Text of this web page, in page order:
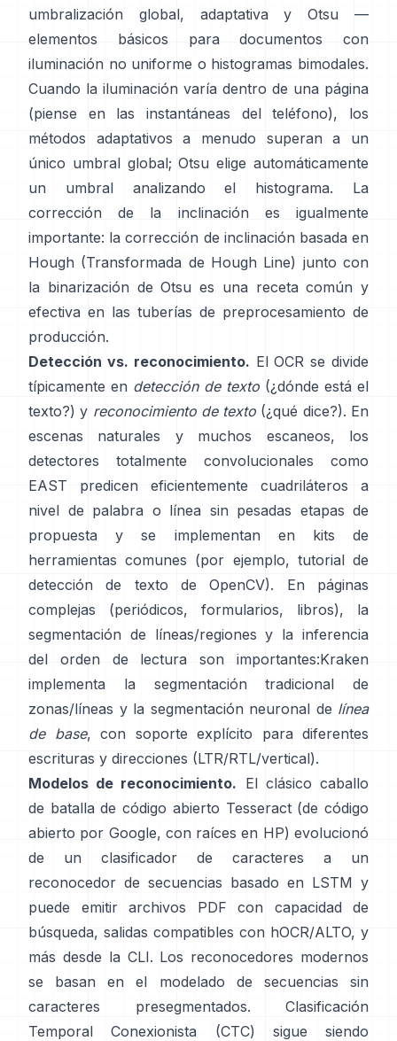
umbralización global,
adaptativa y Otsu
—
elementos básicos para documentos con
iluminación no uniforme o histogramas bimodales.
Cuando la iluminación varía dentro de una página
(piense en las instantáneas del teléfono), los
métodos adaptativos a menudo superan a un
único umbral global; Otsu elige automáticamente
un umbral analizando el histograma. La
corrección de la inclinación es igualmente
importante: la corrección de inclinación basada en
Hough (Transformada de Hough Line) junto con
la binarización de Otsu es una receta común y
efectiva en las tuberías de preprocesamiento de
producción.
Detección vs. reconocimiento. El OCR se divide
típicamente en detección de texto (¿dónde está el
texto?) y reconocimiento de texto (¿qué dice?). En
escenas naturales y muchos escaneos, los
detectores totalmente convolucionales como
EAST
predicen eficientemente cuadriláteros a
nivel de palabra o línea sin pesadas etapas de
propuesta y se implementan en kits de
herramientas comunes (por ejemplo, tutorial de
detección de texto de OpenCV). En páginas
complejas (periódicos, formularios, libros), la
segmentación de líneas/regiones y la inferencia
del orden de lectura son importantes:Kraken
implementa la segmentación tradicional de
zonas/líneas y la segmentación neuronal de línea
de base, con soporte explícito para diferentes
escrituras y direcciones (LTR/RTL/vertical).
Modelos de reconocimiento. El clásico caballo
de batalla de código abierto Tesseract (de código
abierto por Google, con raíces en HP) evolucionó
de un clasificador de caracteres a un
reconocedor de secuencias basado en LSTM y
puede emitir archivos PDF con capacidad de
búsqueda, salidas compatibles con hOCR/ALTO, y
más desde la CLI. Los reconocedores modernos
se basan en el modelado de secuencias sin
caracteres presegmentados.
Clasificación
Temporal Conexionista (CTC)
sigue siendo